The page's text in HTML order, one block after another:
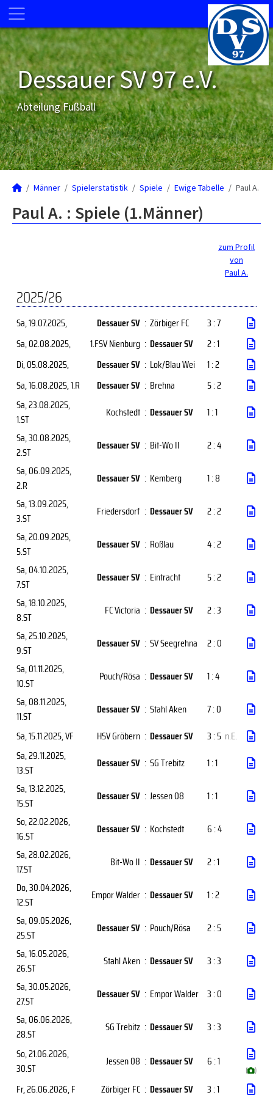
Dessauer SV 97 e.V.
Abteilung Fußball
Männer Spielerstatistik Spiele Ewige Tabelle Paul A.
Paul A. : Spiele (1.Männer)
zum Profil
von
Paul A.
2025/26
Sa, 19.07.2025, Dessauer SV : Zörbiger FC
3 : 7
Sa, 02.08.2025, 1.FSV Nienburg : Dessauer SV
2 : 1
Di, 05.08.2025, Dessauer SV : Lok/Blau Wei
1 : 2
Sa, 16.08.2025, 1.R Dessauer SV : Brehna
5 : 2
Sa, 23.08.2025,
1.ST
Kochstedt : Dessauer SV
1 : 1
Sa, 30.08.2025,
2.ST
Dessauer SV : Bit-Wo II
2 : 4
Sa, 06.09.2025,
2.R
Dessauer SV : Kemberg
1 : 8
Sa, 13.09.2025,
3.ST
Friedersdorf : Dessauer SV
2 : 2
Sa, 20.09.2025,
5.ST
Dessauer SV : Roßlau
4 : 2
Sa, 04.10.2025,
7.ST
Dessauer SV : Eintracht
5 : 2
Sa, 18.10.2025,
8.ST
FC Victoria : Dessauer SV
2 : 3
Sa, 25.10.2025,
9.ST
Dessauer SV : SV Seegrehna
2 : 0
Sa, 01.11.2025,
10.ST
Pouch/Rösa : Dessauer SV
1 : 4
Sa, 08.11.2025,
11.ST
Dessauer SV : Stahl Aken
7 : 0
Sa, 15.11.2025, VF HSV Gröbern : Dessauer SV 3 : 5 n.E.
Sa, 29.11.2025,
13.ST
Dessauer SV : SG Trebitz
1 : 1
Sa, 13.12.2025,
15.ST
Dessauer SV : Jessen 08
1 : 1
So, 22.02.2026,
16.ST
Dessauer SV : Kochstedt
6 : 4
Sa, 28.02.2026,
17.ST
Bit-Wo II : Dessauer SV
2 : 1
Do, 30.04.2026,
12.ST
Empor Walder : Dessauer SV
1 : 2
Sa, 09.05.2026,
25.ST
Dessauer SV : Pouch/Rösa
2 : 5
Sa, 16.05.2026,
26.ST
Stahl Aken : Dessauer SV
3 : 3
Sa, 30.05.2026,
27.ST
Dessauer SV : Empor Walder 3 : 0
Sa, 06.06.2026,
28.ST
SG Trebitz : Dessauer SV
3 : 3
So, 21.06.2026,
30.ST
Jessen 08 : Dessauer SV 6 : 1
( )
Fr, 26.06.2026, F Zörbiger FC : Dessauer SV 3 : 1